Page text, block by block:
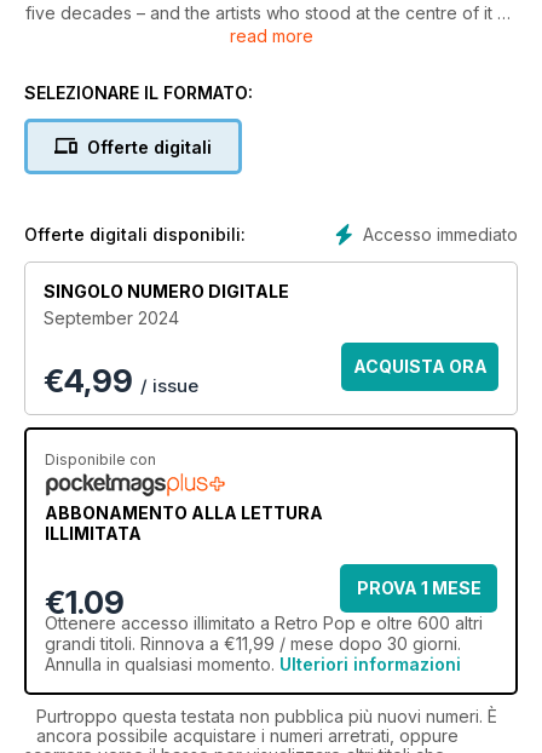
five decades – and the artists who stood at the centre of it all!
featuring exclusive chats with the world’s premier acts, who
of course – our pop quiz!
read more
SELEZIONARE IL FORMATO:
Offerte digitali
Accesso immediato
Offerte digitali disponibili:
SINGOLO NUMERO DIGITALE
September 2024
€4,99 / issue
ACQUISTA ORA
Disponibile con
ABBONAMENTO ALLA LETTURA
ILLIMITATA
€1.09
PROVA 1 MESE
Ottenere accesso illimitato a Retro Pop e oltre 600 altri
grandi titoli. Rinnova a €11,99 / mese dopo 30 giorni.
Annulla in qualsiasi momento. Ulteriori informazioni
Purtroppo questa testata non pubblica più nuovi numeri. È
ancora possibile acquistare i numeri arretrati, oppure